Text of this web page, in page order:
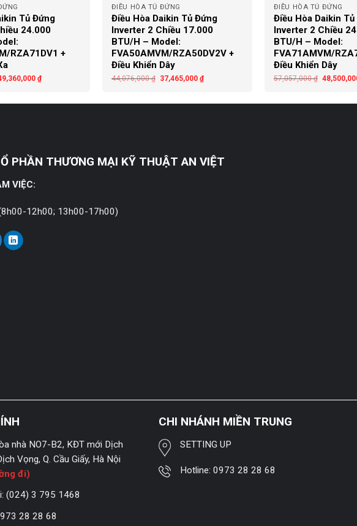
Tủ Đứng
24.000
RZA71DV1 +
₫
ĐIỀU HÒA TỦ ĐỨNG
Điều Hòa Daikin Tủ Đứng
Inverter 2 Chiều 17.000
BTU/H – Model:
FVA50AMVM/RZA50DV2V +
Điều Khiển Dây
44,076,000₫ 37,465,000₫
ĐIỀU HÒA TỦ ĐỨNG
Điều Hòa Daikin
Inverter 2 Chiều
BTU/H – Model:
FVA71AMVM/
Điều Khiển Dây
57,057,000₫
PHẦN THƯƠNG MẠI KỸ THUẬT AN VIỆT
VIỆC:
12h00; 13h00-17h00)
nhà NO7-B2, KĐT mới Dịch
Vọng, Q. Cầu Giấy, Hà Nội
đi)
(024) 3 795 1468
28 28 68
CHI NHÁNH MIỀN TRUNG
SETTING UP
Hotline: 0973 28 28 68